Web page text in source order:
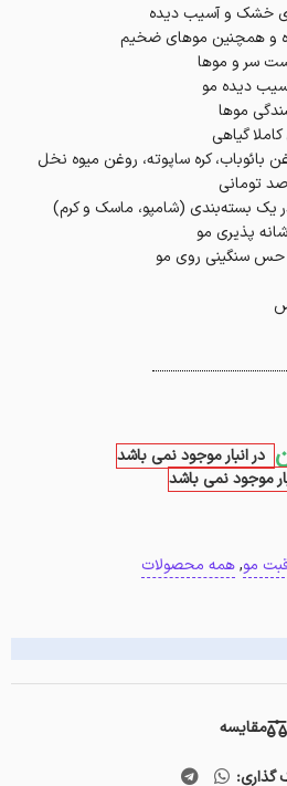
خشک و آسیب دیده
و همچنین موهای ضخیم‌
سر و موها
دیده مو
موها
گیاهی
بائوباب، کره ساپوته، روغن میوه نخل
تومانی
پذیری مو
حس سنگینی روی مو
در انبار موجود نمی باشد
موجود نمی باشد
مو,همه محصولات
مقایسه
گذاری: